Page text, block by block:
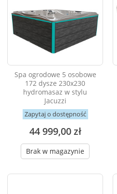
Spa ogrodowe 5 osobowe
172 dysze 230x230
hydromasaz w stylu
Jacuzzi
Zapytaj o dostępność
44 999,00 zł
Brak w magazynie